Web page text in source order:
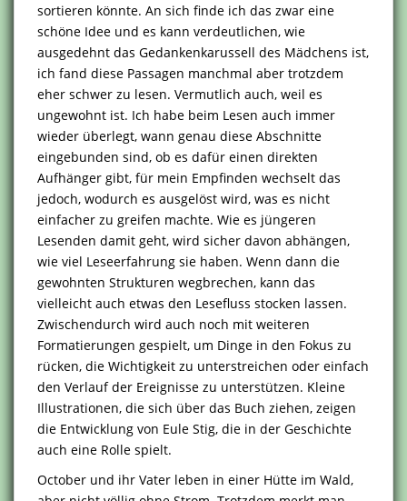
sortieren könnte. An sich finde ich das zwar eine
schöne Idee und es kann verdeutlichen, wie
ausgedehnt das Gedankenkarussell des Mädchens ist,
ich fand diese Passagen manchmal aber trotzdem
eher schwer zu lesen. Vermutlich auch, weil es
ungewohnt ist. Ich habe beim Lesen auch immer
wieder überlegt, wann genau diese Abschnitte
eingebunden sind, ob es dafür einen direkten
Aufhänger gibt, für mein Empfinden wechselt das
jedoch, wodurch es ausgelöst wird, was es nicht
einfacher zu greifen machte. Wie es jüngeren
Lesenden damit geht, wird sicher davon abhängen,
wie viel Leseerfahrung sie haben. Wenn dann die
gewohnten Strukturen wegbrechen, kann das
vielleicht auch etwas den Lesefluss stocken lassen.
Zwischendurch wird auch noch mit weiteren
Formatierungen gespielt, um Dinge in den Fokus zu
rücken, die Wichtigkeit zu unterstreichen oder einfach
den Verlauf der Ereignisse zu unterstützen. Kleine
Illustrationen, die sich über das Buch ziehen, zeigen
die Entwicklung von Eule Stig, die in der Geschichte
auch eine Rolle spielt.
October und ihr Vater leben in einer Hütte im Wald,